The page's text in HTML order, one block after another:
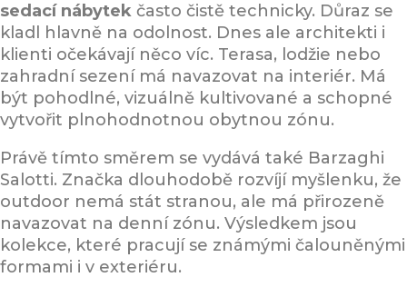
sedací nábytek často čistě technicky. Důraz se
kladl hlavně na odolnost. Dnes ale architekti i
klienti očekávají něco víc. Terasa, lodžie nebo
zahradní sezení má navazovat na interiér. Má
být pohodlné, vizuálně kultivované a schopné
vytvořit plnohodnotnou obytnou zónu.
Právě tímto směrem se vydává také Barzaghi
Salotti. Značka dlouhodobě rozvíjí myšlenku, že
outdoor nemá stát stranou, ale má přirozeně
navazovat na denní zónu. Výsledkem jsou
kolekce, které pracují se známými čalouněnými
formami i v exteriéru.